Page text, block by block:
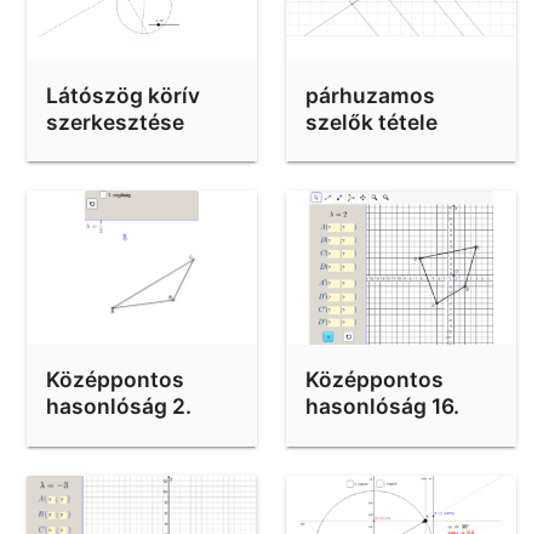
Látószög körív
szerkesztése
párhuzamos
szelők tétele
Középpontos
hasonlóság 2.
Középpontos
hasonlóság 16.